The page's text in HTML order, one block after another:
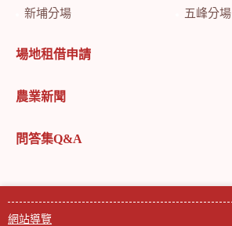
新埔分場
五峰分場
場地租借申請
農業新聞
問答集Q&A
網站導覽